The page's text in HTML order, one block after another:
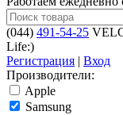
(044) 491-54-25
Life:)
Регистрация | Вход
Производители:
Apple
Samsung